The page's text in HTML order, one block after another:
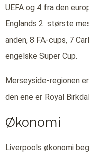
UEFA og 4 fra den
Englands 2. største
anden, 8 FA-cups, 7
engelske Super Cup.
Merseyside-regionen
den ene er Royal
Økonomi
Liverpools økonomi